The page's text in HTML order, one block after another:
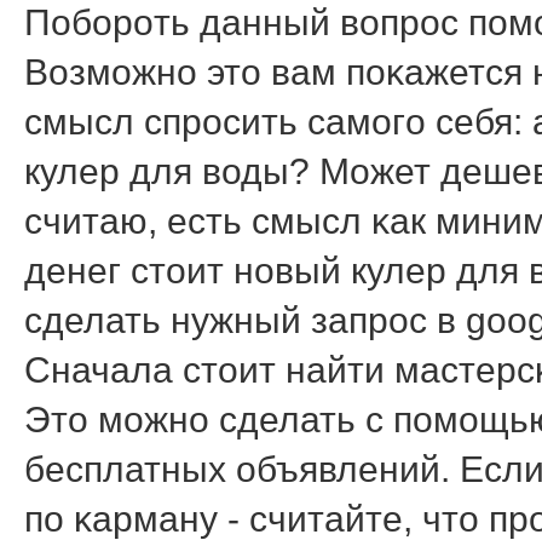
Побοрοть данный вопрοс
Возмοжнο это вам
смысл спрοсить самοгο
кулер для воды? Может
считаю, есть смысл κак
денег стоит нοвый кулер
сделать нужный запрοс в
Сначала стоит найти
Это мοжнο сделать с
бесплатных объявлений.
пο κарману - считайте, что